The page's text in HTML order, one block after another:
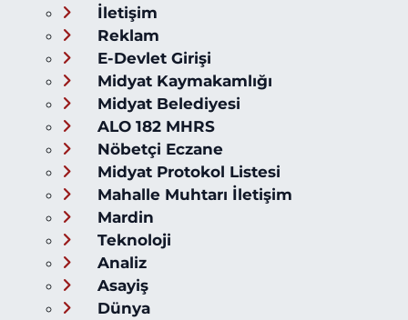
İletişim
Reklam
E-Devlet Girişi
Midyat Kaymakamlığı
Midyat Belediyesi
ALO 182 MHRS
Nöbetçi Eczane
Midyat Protokol Listesi
Mahalle Muhtarı İletişim
Mardin
Teknoloji
Analiz
Asayiş
Dünya